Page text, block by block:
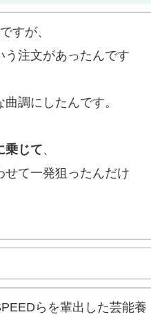
すが、
う注文があったんです
調にしたんです。
乗じて、
せて一発狙ったんだけ
らを輩出した芸能養